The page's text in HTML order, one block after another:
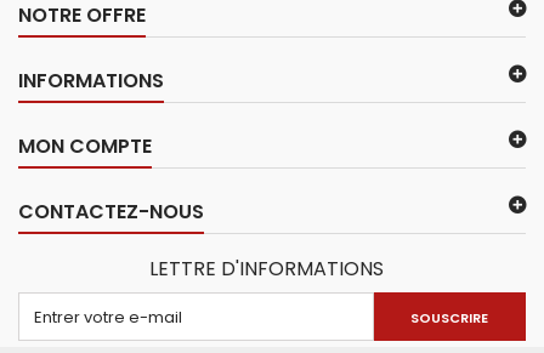
NOTRE OFFRE
INFORMATIONS
MON COMPTE
CONTACTEZ-NOUS
LETTRE D'INFORMATIONS
SOUSCRIRE